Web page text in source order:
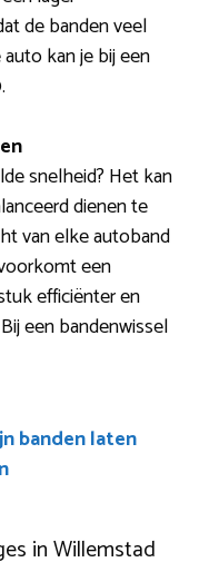
de banden veel
kan je bij een
snelheid? Het kan
dienen te
van elke autoband
een
efficiënter en
een bandenwissel
banden laten
in Willemstad